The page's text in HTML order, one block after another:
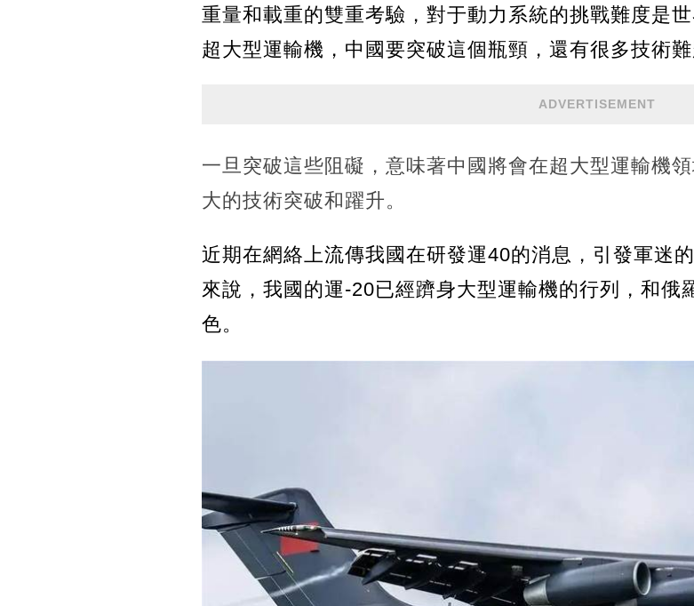
重量和載重的雙重考驗，對于動力系統的挑戰難度是
超大型運輸機，中國要突破這個瓶頸，還有很多技術難
ADVERTISEMENT
一旦突破這些阻礙，意味著中國將會在超大型運輸機
大的技術突破和躍升。
近期在網絡上流傳我國在研發運40的消息，引發軍迷
來說，我國的運-20已經躋身大型運輸機的行列，和俄
色。